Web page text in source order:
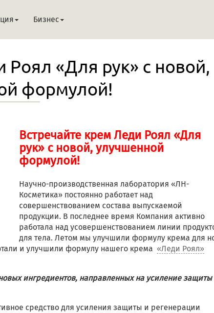
Бизнес
Роял «Для рук» с новой,
формулой!
Встречайте крем Леди Роял «Для
рук» с новой, улучшенной
формулой!
Научно-производственная лаборатория «ЛН-
Косметика» постоянно работает над
совершенствованием состава выпускаемой
продукции. В последнее время Компания активно
работала над усовершенствованием линии
для тела. Летом мы улучшили формулу крема для
и улучшили формулу нашего крема «Леди Роял»
ингредиентов, направленных на усиление защиты
средство для усиления защиты и регенерации